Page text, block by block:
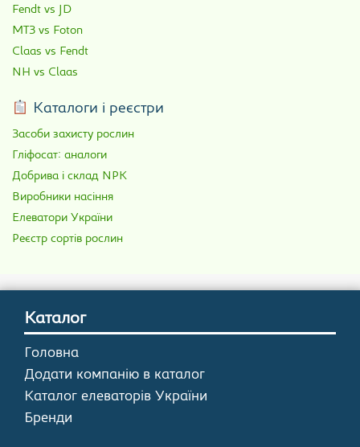
Fendt vs JD
МТЗ vs Foton
Claas vs Fendt
NH vs Claas
Каталоги і реєстри
Засоби захисту рослин
Гліфосат: аналоги
Добрива і склад NPK
Виробники насіння
Елеватори України
Реєстр сортів рослин
Каталог
Головна
Додати компанію в каталог
Каталог елеваторів України
Бренди